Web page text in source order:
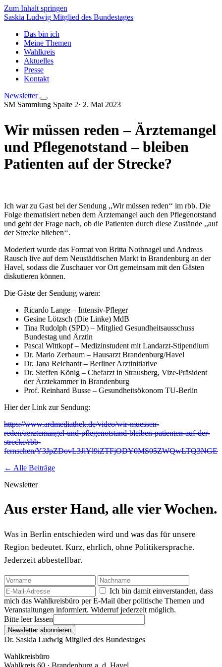
Zum Inhalt springen
Saskia Ludwig Mitglied des Bundestages
Das bin ich
Meine Themen
Wahlkreis
Aktuelles
Presse
Kontakt
Newsletter
SM Sammlung Spalte 2· 2. Mai 2023
Wir müssen reden – Ärztemangel
und Pflegenotstand – bleiben
Patienten auf der Strecke?
Ich war zu Gast bei der Sendung ,,Wir müssen reden‘‘ im rbb. Die
Folge thematisiert neben dem Ärztemangel auch den Pflegenotstand
und geht der Frage nach, ob die Patienten durch diese Zustände ,,auf
der Strecke blieben‘‘.
Moderiert wurde das Format von Britta Nothnagel und Andreas
Rausch live auf dem Neustädtischen Markt in Brandenburg an der
Havel, sodass die Zuschauer vor Ort gemeinsam mit den Gästen
diskutieren können.
Die Gäste der Sendung waren:
Ricardo Lange – Intensiv-Pfleger
Gesine Lötzsch (Die Linke) MdB
Tina Rudolph (SPD) – Mitglied Gesundheitsausschuss
Bundestag und Ärztin
Pascal Wittkopf – Medizinstudent mit Landarzt-Stipendium
Dr. Mario Zerbaum – Hausarzt Brandenburg/Havel
Dr. Jana Reichardt – Berliner Arztinitiative
Dr. Steffen König – Chefarzt in Strausberg, Vize-Präsident
der Ärztekammer in Brandenburg
Prof. Reinhard Busse – Gesundheitsökonom TU-Berlin
Hier der Link zur Sendung:
https://www.ardmediathek.de/video/wir-muessen-
reden/aerztemangel-und-pflegenotstand-bleiben-patienten-auf-der-
strecke/rbb-
fernsehen/
← Alle Beiträge
Newsletter
Aus erster Hand, alle vier Wochen.
Was in Berlin entschieden wird und was das für unsere
Region bedeutet. Kurz, ehrlich, ohne Politikersprache.
Jederzeit abbestellbar.
Ich bin damit einverstanden, dass
mich das Wahlkreisbüro per E-Mail über politische Themen und
Veranstaltungen informiert. Widerruf jederzeit möglich.
Bitte leer lassen
Newsletter abonnieren
Dr. Saskia Ludwig Mitglied des Bundestages
Wahlkreisbüro
Wahlkreis 60 · Brandenburg a. d. Havel,